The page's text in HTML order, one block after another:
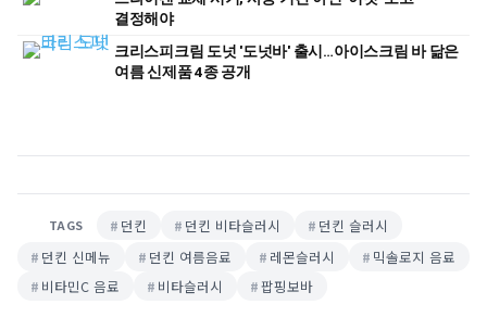
결정해야
크리스피크림 도넛 '도넛바' 출시…아이스크림 바 닮은
여름 신제품 4종 공개
TAGS 던킨 던킨 비타슬러시
던킨 슬러시
던킨 신메뉴
던킨 여름음료 레몬슬러시
믹솔로지 음료
비타민C 음료
비타슬러시 팝핑보바